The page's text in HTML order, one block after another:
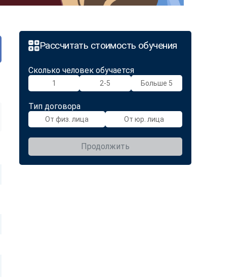
Рассчитать стоимость обучения
Сколько человек обучается
1 2-5 Больше 5
Тип договора
От физ. лица От юр. лица
Продолжить